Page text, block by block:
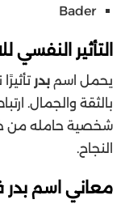
Bader
التأثير
يحمل اسم بدر
بالثقة والجمال.
شخصية حامله من
النجاح.
معاني اسم بدر